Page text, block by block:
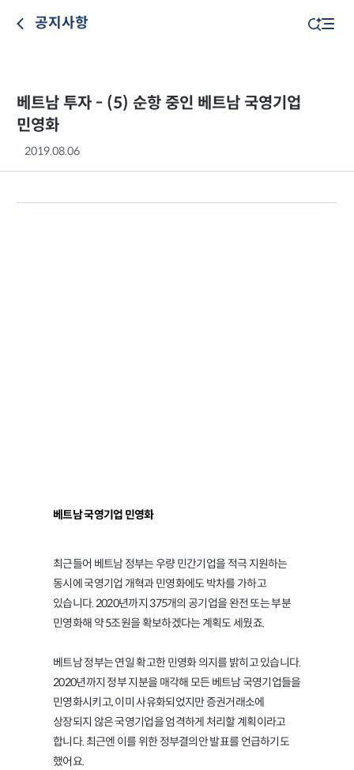
공지사항
베트남 투자 - (5) 순항 중인 베트남 국영기업
민영화
2019.08.06
베트남 국영기업 민영화
최근들어 베트남 정부는 우량 민간기업을 적극 지원하는
동시에 국영기업 개혁과 민영화에도 박차를 가하고
있습니다. 2020년까지 375개의 공기업을 완전 또는 부분
민영화해 약 5조원을 확보하겠다는 계획도 세웠죠.
베트남 정부는 연일 확고한 민영화 의지를 밝히고 있습니다.
2020년까지 정부 지분을 매각해 모든 베트남 국영기업들을
민영화시키고, 이미 사유화되었지만 증권거래소에
상장되지 않은 국영기업을 엄격하게 처리할 계획이라고
합니다. 최근엔 이를 위한 정부결의안 발표를 언급하기도
했어요.